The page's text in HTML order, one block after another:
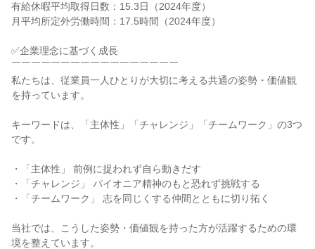
有給休暇平均取得日数：15.3日（2024年度）
月平均所定外労働時間：17.5時間（2024年度）
✅企業理念に基づく成長
￣￣￣￣￣￣￣￣￣￣￣￣￣￣￣￣￣
私たちは、従業員一人ひとりが大切に考える共通の姿勢・価値観
を持っています。
キーワードは、「主体性」「チャレンジ」「チームワーク」の3つ
です。
・「主体性」 前例に捉われず自ら動きだす
・「チャレンジ」 パイオニア精神のもと恐れず挑戦する
・「チームワーク」 志を同じくする仲間とともに切り拓く
当社では、こうした姿勢・価値観を持った方が活躍するための環
境を整えています。